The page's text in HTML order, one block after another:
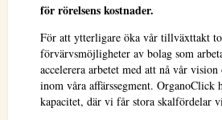
för rörelsens kostnader.
För att ytterligare öka vår tillväxttakt
förvärvsmöjligheter av bolag som
accelerera arbetet med att nå vår
inom våra affärssegment.
kapacitet, där vi får stora skalfördelar